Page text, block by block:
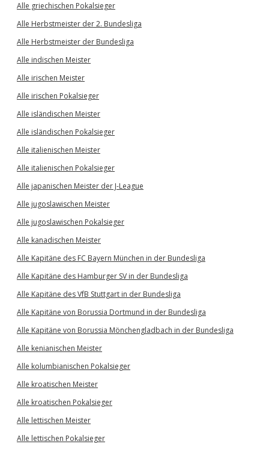
Alle griechischen Pokalsieger
Alle Herbstmeister der 2. Bundesliga
Alle Herbstmeister der Bundesliga
Alle indischen Meister
Alle irischen Meister
Alle irischen Pokalsieger
Alle isländischen Meister
Alle isländischen Pokalsieger
Alle italienischen Meister
Alle italienischen Pokalsieger
Alle japanischen Meister der J-League
Alle jugoslawischen Meister
Alle jugoslawischen Pokalsieger
Alle kanadischen Meister
Alle Kapitäne des FC Bayern München in der Bundesliga
Alle Kapitäne des Hamburger SV in der Bundesliga
Alle Kapitäne des VfB Stuttgart in der Bundesliga
Alle Kapitäne von Borussia Dortmund in der Bundesliga
Alle Kapitäne von Borussia Mönchengladbach in der Bundesliga
Alle kenianischen Meister
Alle kolumbianischen Pokalsieger
Alle kroatischen Meister
Alle kroatischen Pokalsieger
Alle lettischen Meister
Alle lettischen Pokalsieger